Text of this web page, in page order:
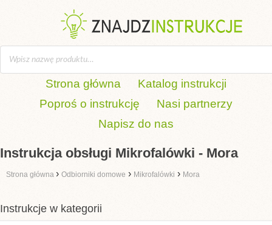
Strona główna
Katalog instrukcji
Poproś o instrukcję
Nasi partnerzy
Napisz do nas
Instrukcja obsługi Mikrofalówki - Mora
Strona główna › Odbiorniki domowe › Mikrofalówki › Mora
Instrukcje w kategorii